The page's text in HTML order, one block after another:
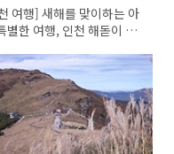
여행] 새해를 맞이하는 아
별한 여행, 인천 해돋이 명